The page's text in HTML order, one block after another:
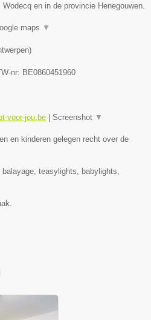
en in de provincie Henegouwen.
maps ▼
)
nr: BE0860451960
voor-jou.be | Screenshot ▼
en kinderen gelegen recht over de
teasylights, babylights,